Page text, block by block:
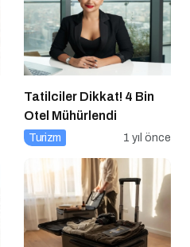
Tatilciler Dikkat! 4 Bin
Otel Mühürlendi
Turizm 1 yıl önce